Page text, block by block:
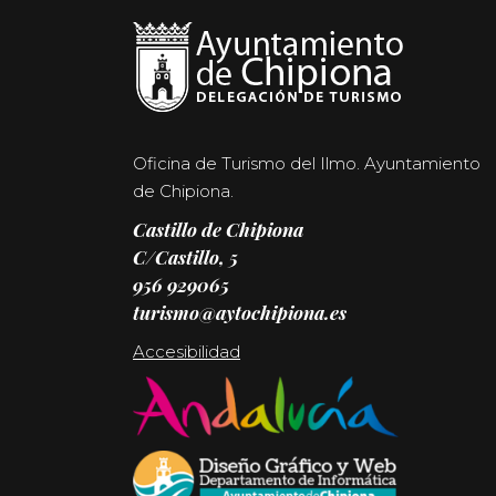
Oficina de Turismo del Ilmo. Ayuntamiento
de Chipiona.
Castillo de Chipiona
C/Castillo, 5
956 929065
turismo@aytochipiona.es
Accesibilidad